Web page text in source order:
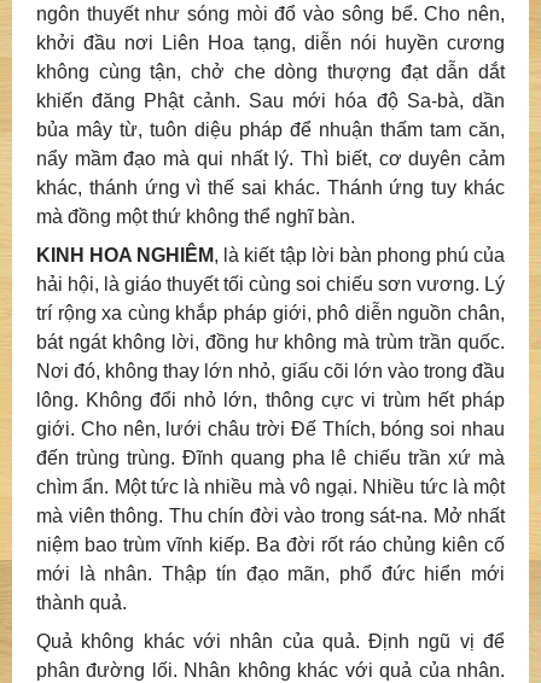
ngôn thuyết như sóng mòi đổ vào sông bể. Cho nên,
khởi đầu nơi Liên Hoa tạng, diễn nói huyền cương
không cùng tận, chở che dòng thượng đạt dẫn dắt
khiến đăng Phật cảnh. Sau mới hóa độ Sa-bà, dần
bủa mây từ, tuôn diệu pháp để nhuận thấm tam căn,
nẩy mầm đạo mà qui nhất lý. Thì biết, cơ duyên cảm
khác, thánh ứng vì thế sai khác. Thánh ứng tuy khác
mà đồng một thứ không thể nghĩ bàn.
KINH HOA NGHIÊM, là kiết tập lời bàn phong phú của
hải hội, là giáo thuyết tối cùng soi chiếu sơn vương. Lý
trí rộng xa cùng khắp pháp giới, phô diễn nguồn chân,
bát ngát không lời, đồng hư không mà trùm trần quốc.
Nơi đó, không thay lớn nhỏ, giấu cõi lớn vào trong đầu
lông. Không đổi nhỏ lớn, thông cực vi trùm hết pháp
giới. Cho nên, lưới châu trời Đế Thích, bóng soi nhau
đến trùng trùng. Đĩnh quang pha lê chiếu trần xứ mà
chìm ẩn. Một tức là nhiều mà vô ngại. Nhiều tức là một
mà viên thông. Thu chín đời vào trong sát-na. Mở nhất
niệm bao trùm vĩnh kiếp. Ba đời rốt ráo chủng kiên cố
mới là nhân. Thập tín đạo mãn, phổ đức hiển mới
thành quả.
Quả không khác với nhân của quả. Định ngũ vị để
phân đường lối. Nhân không khác với quả của nhân.